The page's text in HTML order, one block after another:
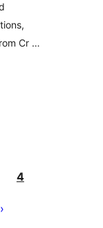
Cr …
4